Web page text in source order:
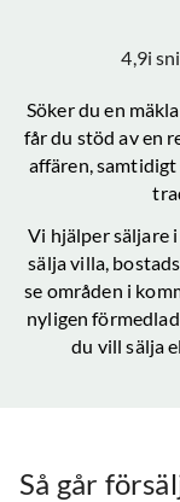
4,9i
Söker du en
får du stöd av en
affären,
Vi hjälper säljare
sälja villa,
se områden i
nyligen
du vill sälja
Så går